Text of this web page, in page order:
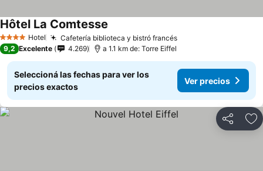
4 EstrellasHotel Cafetería biblioteca y bistró francésVer precios
Hôtel La Comtesse
9,2 Excelente 4.269 a 1.1 km de: Torre Eiffel
Seleccioná las fechas para ver los
precios exactos
Ver precios
Compartir